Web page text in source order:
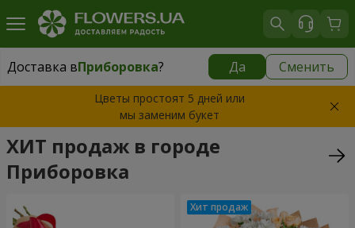
Доставка вПриборовка? Да Сменить
Доставка вПриборовка|
Цветы простоят 5 дней или
мы заменим букет
ХИТ продаж в городе
Приборовка